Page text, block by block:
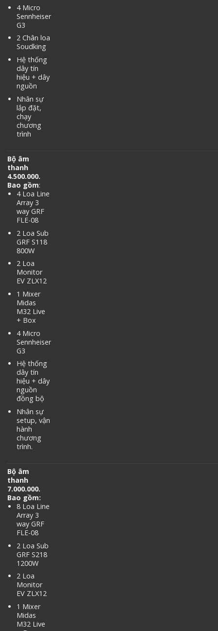
4 Micro
Sennheiser
G3
2 Chân loa
Soudking
Hệ thống
dây tín
hiệu + dây
nguồn
Nhân sự
lắp đặt,
chạy
chương
trình
Bộ âm
thanh
4.500.000.
Bao gồm:
4 Loa Line
Array 3
way GRF
FLE-08
2 Loa Sub
GRF S118
800W
2 Loa
Monitor
EV ZLX12
1 Mixer
Midas
M32 Live
+ Box
4 Micro
Sennheiser
G3
Hệ thống
dây tín
hiệu + dây
nguồn
đồng bộ
Nhân sự
setup, vận
hành
chương
trình.
Bộ âm
thanh
7.000.000.
Bao gồm:
8 Loa Line
Array 3
way GRF
FLE-08
2 Loa Sub
GRF S218
1200W
2 Loa
Monitor
EV ZLX12
1 Mixer
Midas
M32 Live